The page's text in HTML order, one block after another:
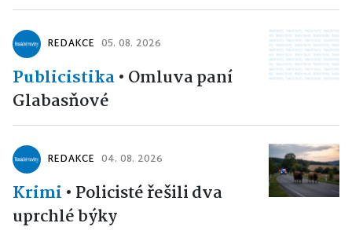
REDAKCE 05. 08. 2026
Publicistika• Omluva paní
Glabasňové
REDAKCE 04. 08. 2026
Krimi • Policisté řešili dva
uprchlé býky